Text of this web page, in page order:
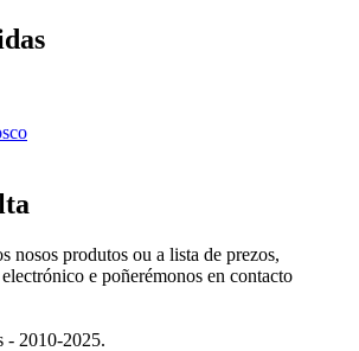
nosos produtos ou a lista de prezos,
e poñerémonos en contacto
- 2010-2025.